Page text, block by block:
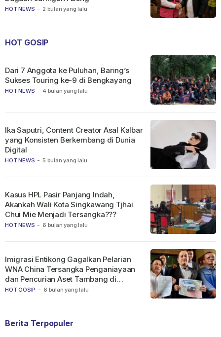
HOT NEWS - 2 bulan yang lalu
HOT GOSIP
HOT NEWS - 4 bulan yang lalu
Dari 7 Anggota ke Puluhan, Baring’s
Sukses Touring ke-9 di Bengkayang
HOT NEWS - 5 bulan yang lalu
Ika Saputri, Content Creator Asal Kalbar
yang Konsisten Berkembang di Dunia
Digital
HOT NEWS - 6 bulan yang lalu
Kasus HPL Pasir Panjang Indah,
Akankah Wali Kota Singkawang Tjhai
Chui Mie Menjadi Tersangka???
HOT GOSIP - 6 bulan yang lalu
Imigrasi Entikong Gagalkan Pelarian
WNA China Tersangka Penganiayaan
dan Pencurian Aset Tambang di
Ketapang
Berita Terpopuler